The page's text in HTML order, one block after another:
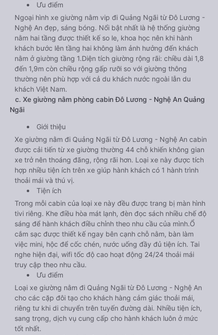
Ưu điểm
Ngoại hình xe giường nằm vip đi Quảng Ngãi từ Đô Lương -
Nghệ An đẹp, sáng bóng. Nổi bật nhất là hệ thống giường
nằm hai tầng được thiết kế so le, khoa học nên khi hành
khách bước lên tầng hai không làm ảnh hưởng đến khách
nằm ở giường tầng 1.Diện tích giường rộng rãi: chiều dài 1,8
đến 1,9m còn chiều rộng gấp rưỡi so với giường thông
thường nên phù hợp với cả du khách nước ngoài lẫn du
khách Việt Nam.
c. Xe giường nằm phòng cabin Đô Lương - Nghệ An Quảng
Ngãi
Giới thiệu
Xe giường nằm đi Quảng Ngãi từ Đô Lương - Nghệ An cabin
được cải tiến từ xe giường thường 44 chỗ khiến không gian
xe trở nên thoáng đãng, rộng rãi hơn. Loại xe này được tích
hợp nhiều tiện ích trên xe giúp hành khách có 1 hành trình
thoải mái và thú vị.
Tiện ích
Trong mỗi cabin của loại xe này đều được trang bị màn hình
tivi riêng. Khe điều hòa mát lạnh, đèn đọc sách nhiều chế độ
sáng để hành khách điều chỉnh theo nhu cầu của mình.Ổ
cắm sạc được thiết kế ngay bên cạnh chỗ nằm, bàn làm
việc mini, hộc để cốc chén, nước uống đầy đủ tiện ích. Tai
nghe hiện đại, wifi tốc độ cao hoạt động 24/24 thoải mái
truy cập theo nhu cầu.
Ưu điểm
Loại xe giường nằm đi Quảng Ngãi từ Đô Lương - Nghệ An
cho các cặp đôi tạo cho khách hàng cảm giác thoải mái,
riêng tư khi di chuyển trên tuyến đường dài. Nhiều tiện ích,
sang trọng, dịch vụ cung cấp cho hành khách luôn ở mức
tốt nhất.